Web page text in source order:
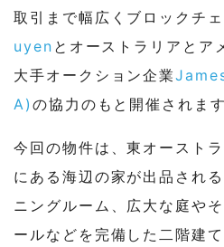
取引まで幅広くブロックチ
uyen とオーストラリアとア
大手オークション企業
A) の協力のもと開催されます
今回の物件は、東オースト
にある海辺の家が出品され
ニングルーム、広大な庭や
ールなどを完備した二階建